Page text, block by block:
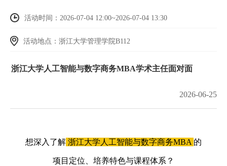
活动时间：2026-07-04 12:00~2026-07-04 13:30
活动地点：浙江大学管理学院B112
浙江大学人工智能与数字商务MBA学术主任面对面
2026-06-25
想深入了解 浙江大学人工智能与数字商务MBA 的
项目定位、培养特色与课程体系？